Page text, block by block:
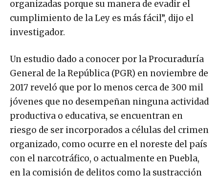
organizadas porque su manera de evadir el
cumplimiento de la Ley es más fácil”, dijo el
investigador.
Un estudio dado a conocer por la Procuraduría
General de la República (PGR) en noviembre de
2017 reveló que por lo menos cerca de 300 mil
jóvenes que no desempeñan ninguna actividad
productiva o educativa, se encuentran en
riesgo de ser incorporados a células del crimen
organizado, como ocurre en el noreste del país
con el narcotráfico, o actualmente en Puebla,
en la comisión de delitos como la sustracción